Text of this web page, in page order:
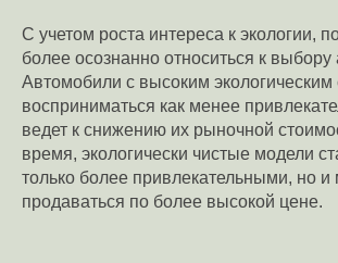
С учетом роста интереса к экологии,
более осознанно относиться к
Автомобили с высоким экологическим
восприниматься как менее
ведет к снижению их рыночной
время, экологически чистые модели
только более привлекательными, но и
продаваться по более высокой цене.